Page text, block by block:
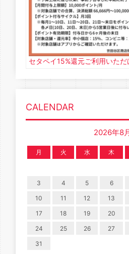
セタペイ15%還元ご利用いた
CALENDAR
2026年8
月 火 水 木
3
4 5 6
10
11 12 13
17
18 19 20
24
25 26 27
31